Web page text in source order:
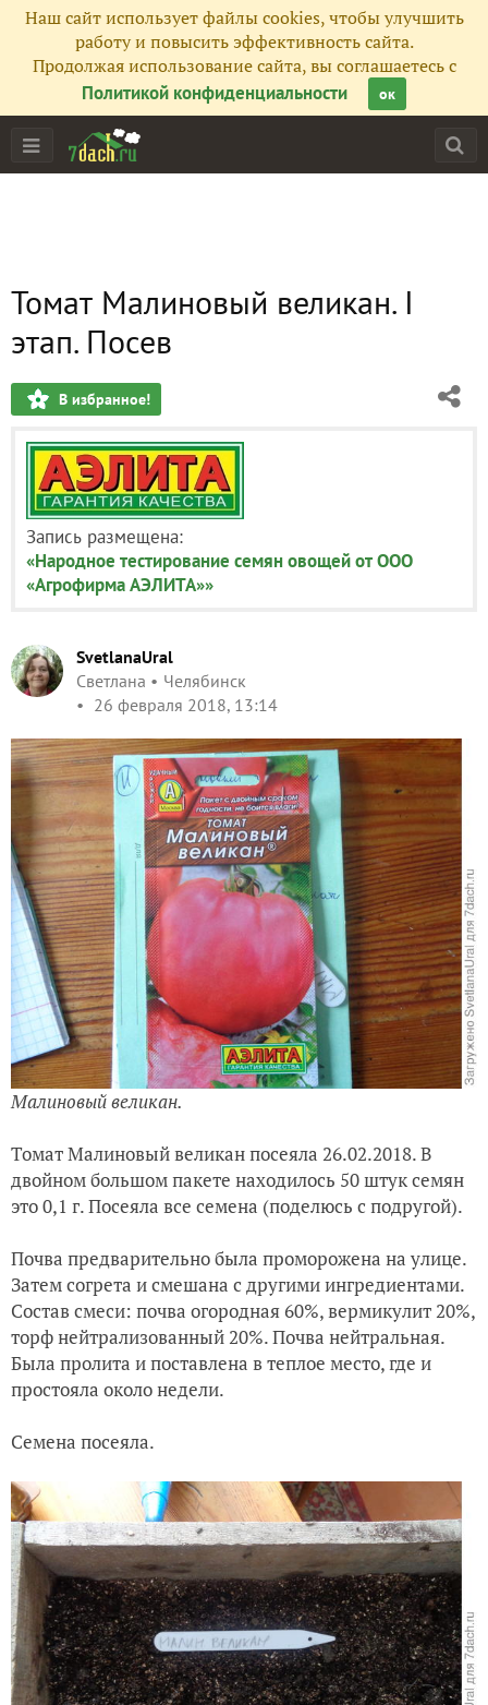
Наш сайт использует файлы cookies, чтобы улучшить
работу и повысить эффективность сайта.
Продолжая использование сайта, вы соглашаетесь с
Политикой конфиденциальности
ок
Томат Малиновый великан. I
этап. Посев
В избранное!
Запись размещена:
«Народное тестирование семян овощей от ООО
«Агрофирма АЭЛИТА»»
SvetlanaUral
Светлана
Челябинск
26 февраля 2018, 13:14
Малиновый великан.
Томат Малиновый великан посеяла 26.02.2018. В
двойном большом пакете находилось 50 штук семян
это 0,1 г. Посеяла все семена (поделюсь с подругой).
Почва предварительно была проморожена на улице.
Затем согрета и смешана с другими ингредиентами.
Состав смеси: почва огородная 60%, вермикулит 20%,
торф нейтрализованный 20%. Почва нейтральная.
Была пролита и поставлена в теплое место, где и
простояла около недели.
Семена посеяла.